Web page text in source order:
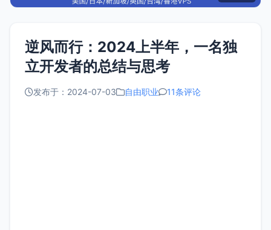
逆风而行：2024上半年，一名独
立开发者的总结与思考
发布于：2024-07-03 自由职业 11条评论